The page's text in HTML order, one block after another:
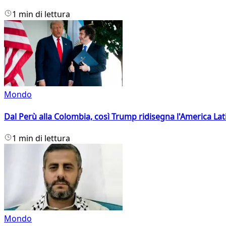
1 min di lettura
Mondo
Dal Perù alla Colombia, così Trump ridisegna l'America
1 min di lettura
Mondo